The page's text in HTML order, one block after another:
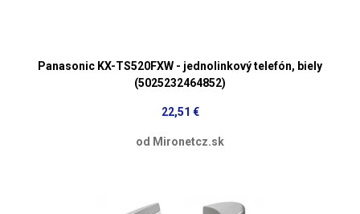
Panasonic KX-TS520FXW - jednolinkový telefón, biely
(5025232464852)
22,51 €
od Mironetcz.sk